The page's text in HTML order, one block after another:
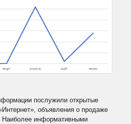
послужили открытые
объявления о продаже
Наиболее информативными